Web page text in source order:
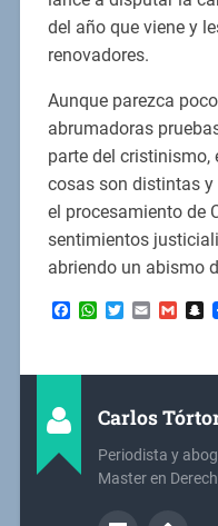
del año que viene y
renovadores.
Aunque parezca
abrumadoras
parte del cristinismo,
cosas son distintas y
el procesamiento de
sentimientos
abriendo un abismo
Facebook
WhatsApp
Twitter
Email
Carlos
Periodista y
Master en